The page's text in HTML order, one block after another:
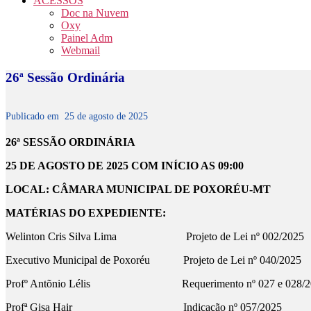
Doc na Nuvem
Oxy
Painel Adm
Webmail
26ª Sessão Ordinária
Publicado em 25 de agosto de 2025
26ª SESSÃO ORDINÁRIA
25 DE AGOSTO DE 2025 COM INÍCIO AS 09:00
LOCAL: CÂMARA MUNICIPAL DE POXORÉU-MT
MATÉRIAS DO EXPEDIENTE:
Welinton Cris Silva Lima Projeto de Lei nº 002/2025
Executivo Municipal de Poxoréu Projeto de Lei nº 040/2025
Profº Antõnio Lélis Requerimento nº 027 e 028/
Profª Gisa Hair Indicação nº 057/2025